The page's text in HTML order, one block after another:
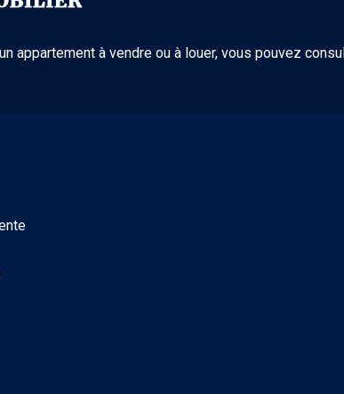
appartement à vendre ou à louer, vous pouvez